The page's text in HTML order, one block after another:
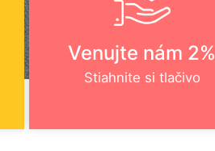
Venujte nám 2%
Stiahnite si tlačivo